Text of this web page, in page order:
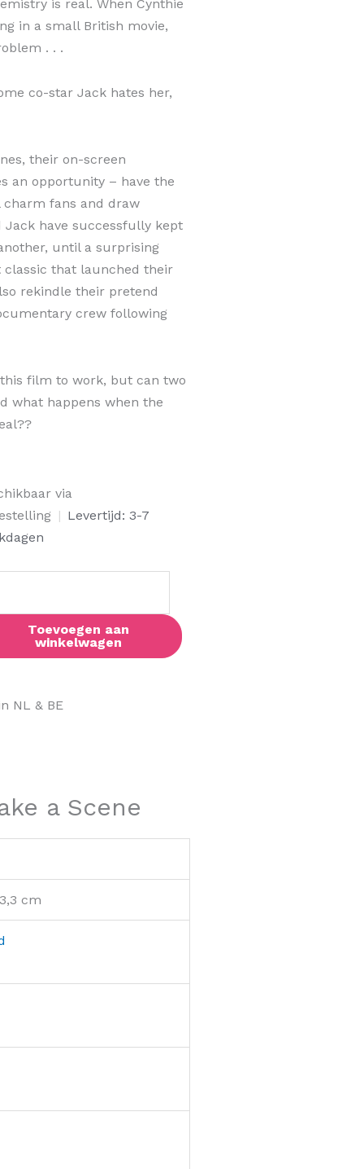
is real. When Cynthie
in a small British movie,
. . .
co-star Jack hates her,
their on-screen
an opportunity – have the
fans and draw
Jack have successfully kept
until a surprising
that launched their
rekindle their pretend
crew following
film to work, but can two
what happens when the
via
| Levertijd: 3-7
Toevoegen aan
winkelwagen
NL & BE
a Scene
cm